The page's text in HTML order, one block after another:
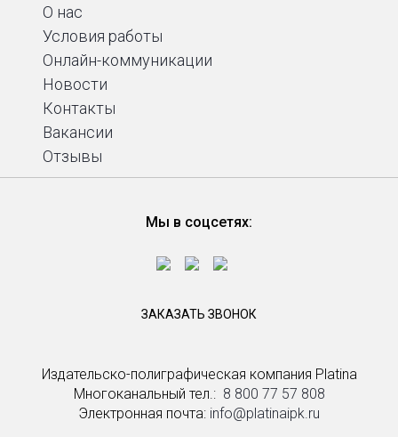
Издательско-полиграфическая компания Platina
Многоканальный тел.: ­ 8 800 77 57 808
Электронная почта: info@platinaipk.ru
О нас
Условия работы
Онлайн-коммуникации
Новости
Контакты
Вакансии
Отзывы
Мы в соцсетях:
ЗАКАЗАТЬ ЗВОНОК